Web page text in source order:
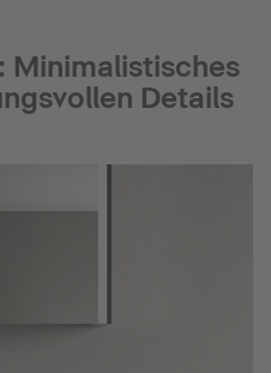
Minimalistisches
Details